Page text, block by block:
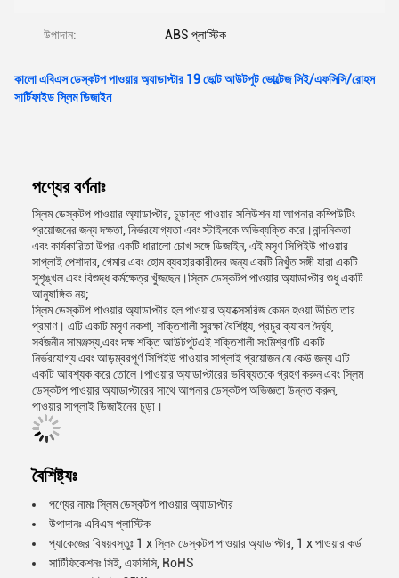
উপাদান: ABS প্লাস্টিক
কালো এবিএস ডেস্কটপ পাওয়ার অ্যাডাপ্টার 19 ভোল্ট আউটপুট ভোল্টেজ সিই/এফসিসি/রোহস
সার্টিফাইড স্লিম ডিজাইন
পণ্যের বর্ণনাঃ
স্লিম ডেস্কটপ পাওয়ার অ্যাডাপ্টার, চূড়ান্ত পাওয়ার সলিউশন যা আপনার কম্পিউটিং
প্রয়োজনের জন্য দক্ষতা, নির্ভরযোগ্যতা এবং স্টাইলকে অভিব্যক্তি করে।নান্দনিকতা
এবং কার্যকারিতা উপর একটি ধারালো চোখ সঙ্গে ডিজাইন, এই মসৃণ সিপিইউ পাওয়ার
সাপ্লাই পেশাদার, গেমার এবং হোম ব্যবহারকারীদের জন্য একটি নিখুঁত সঙ্গী যারা একটি
সুশৃঙ্খল এবং বিশুদ্ধ কর্মক্ষেত্র খুঁজছেন।স্লিম ডেস্কটপ পাওয়ার অ্যাডাপ্টার শুধু একটি
আনুষাঙ্গিক নয়;
স্লিম ডেস্কটপ পাওয়ার অ্যাডাপ্টার হল পাওয়ার অ্যাক্সেসরিজ কেমন হওয়া উচিত তার
প্রমাণ। এটি একটি মসৃণ নকশা, শক্তিশালী সুরক্ষা বৈশিষ্ট্য, প্রচুর ক্যাবল দৈর্ঘ্য,
সর্বজনীন সামঞ্জস্য,এবং দক্ষ শক্তি আউটপুটএই শক্তিশালী সংমিশ্রণটি একটি
নির্ভরযোগ্য এবং আড়ম্বরপূর্ণ সিপিইউ পাওয়ার সাপ্লাই প্রয়োজন যে কেউ জন্য এটি
একটি আবশ্যক করে তোলে।পাওয়ার অ্যাডাপ্টারের ভবিষ্যতকে গ্রহণ করুন এবং স্লিম
ডেস্কটপ পাওয়ার অ্যাডাপ্টারের সাথে আপনার ডেস্কটপ অভিজ্ঞতা উন্নত করুন,
পাওয়ার সাপ্লাই ডিজাইনের চূড়া।
বৈশিষ্ট্যঃ
পণ্যের নামঃ স্লিম ডেস্কটপ পাওয়ার অ্যাডাপ্টার
উপাদানঃ এবিএস প্লাস্টিক
প্যাকেজের বিষয়বস্তুঃ 1 x স্লিম ডেস্কটপ পাওয়ার অ্যাডাপ্টার, 1 x পাওয়ার কর্ড
সার্টিফিকেশনঃ সিই, এফসিসি, RoHS